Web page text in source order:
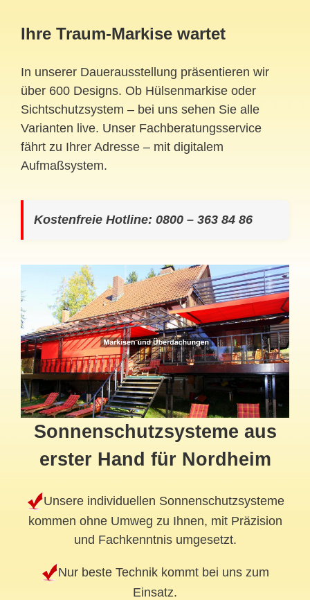
Ihre Traum-Markise wartet
In unserer Dauerausstellung präsentieren wir
über 600 Designs. Ob Hülsenmarkise oder
Sichtschutzsystem – bei uns sehen Sie alle
Varianten live. Unser Fachberatungsservice
fährt zu Ihrer Adresse – mit digitalem
Aufmaßsystem.
Kostenfreie Hotline: 0800 – 363 84 86
Sonnenschutzsysteme aus
erster Hand für Nordheim
Unsere individuellen Sonnenschutzsysteme
kommen ohne Umweg zu Ihnen, mit Präzision
und Fachkenntnis umgesetzt.
Nur beste Technik kommt bei uns zum
Einsatz.